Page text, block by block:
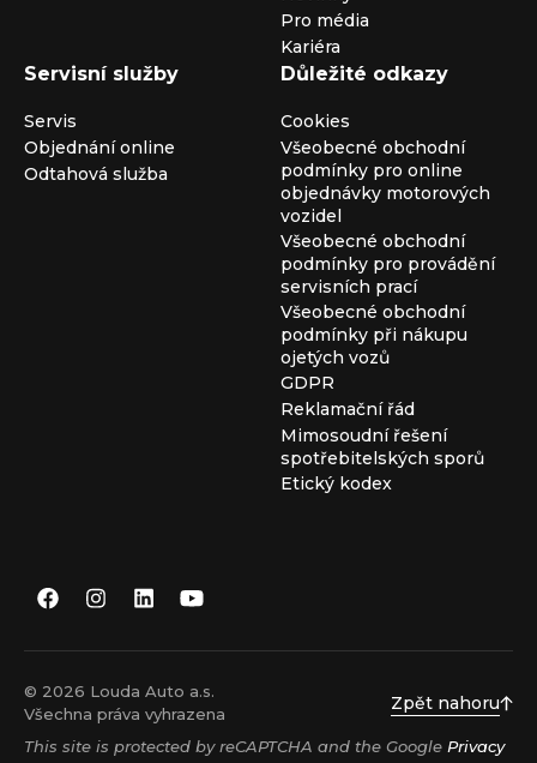
Pro média
Kariéra
Servisní služby
Servis
Objednání online
Odtahová služba
Důležité odkazy
Cookies
Všeobecné obchodní
podmínky pro online
objednávky motorových
vozidel
Všeobecné obchodní
podmínky pro provádění
servisních prací
Všeobecné obchodní
podmínky při nákupu
ojetých vozů
GDPR
Reklamační řád
Mimosoudní řešení
spotřebitelských sporů
Etický kodex
© 2026 Louda Auto a.s.
Všechna práva vyhrazena
Zpět nahoru
This site is protected by reCAPTCHA and the Google Privacy